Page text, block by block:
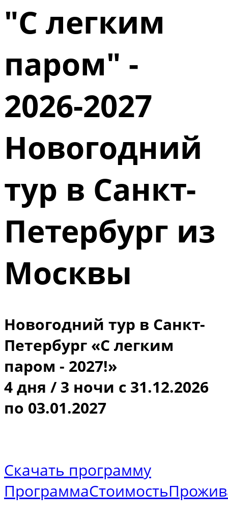
"С легким
паром" -
2026-2027
Новогодний
тур в Санкт-
Петербург из
Москвы
Новогодний тур в Санкт-
Петербург «С легким
паром - 2027!»
4 дня / 3 ночи с 31.12.2026
по 03.01.2027
Скачать программу
ПрограммаСтоимость